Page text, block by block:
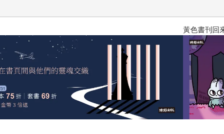
黃色書刊回來了！一起走進他的